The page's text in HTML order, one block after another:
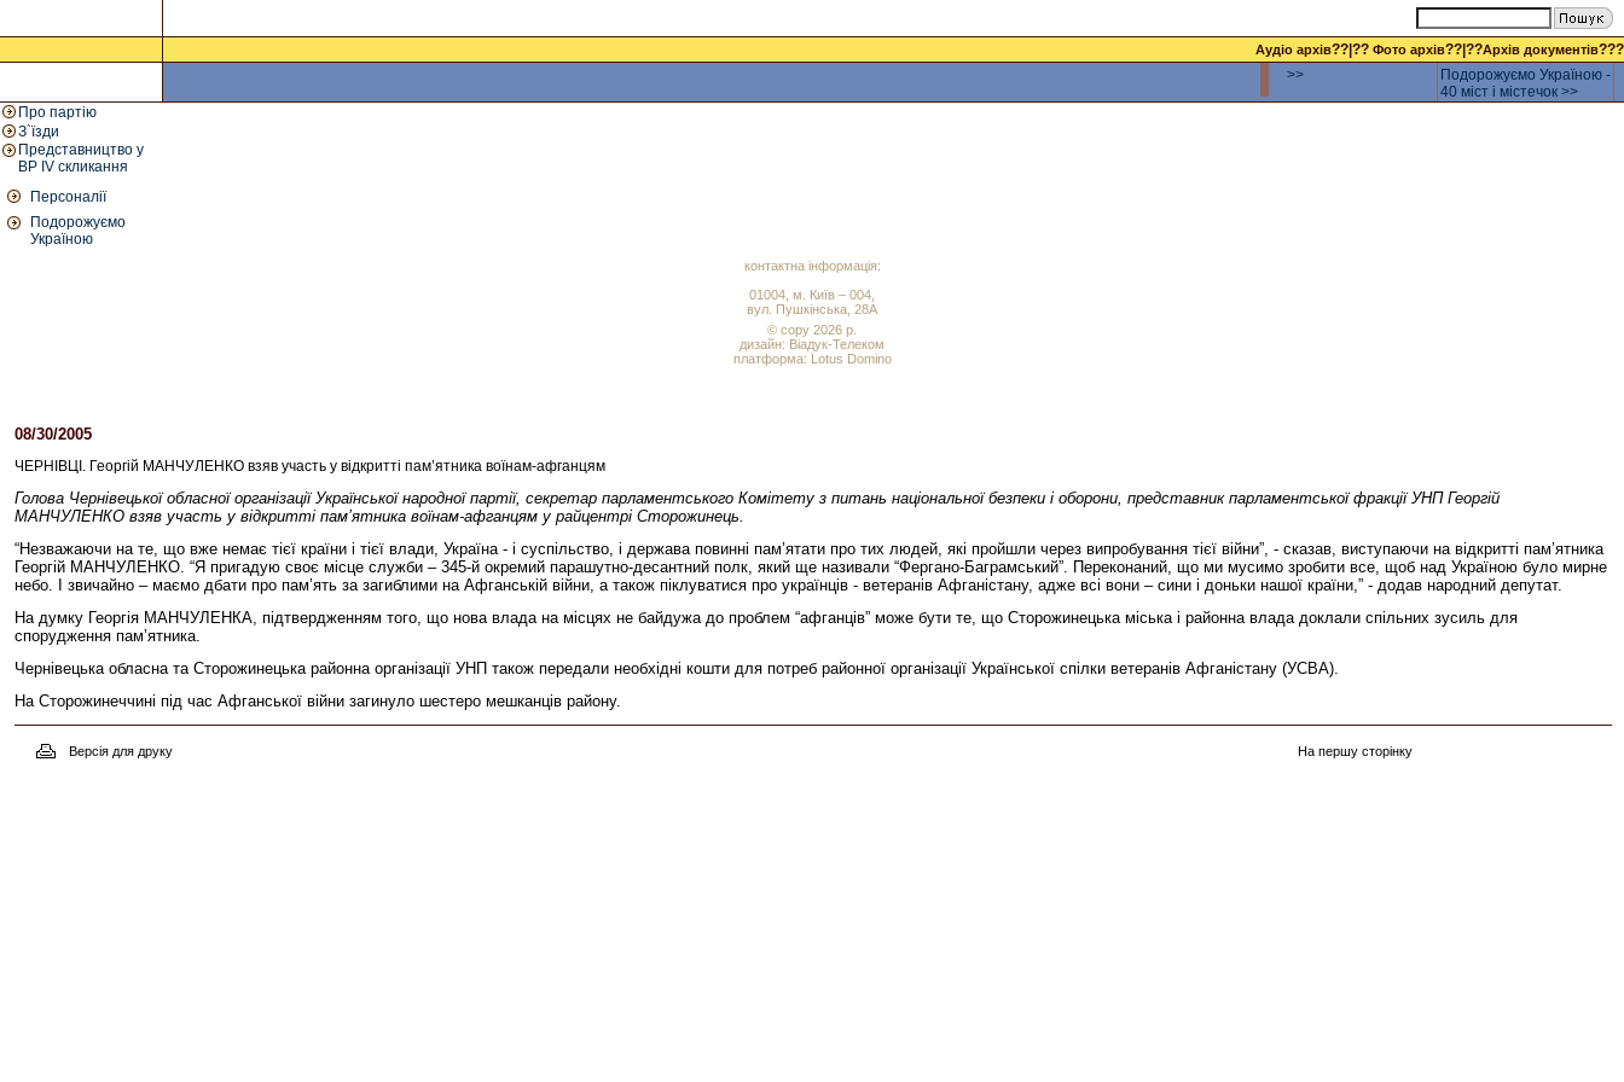
Аудіо архів??|?? Фото архів??|??Архів документів???
>>
Подорожуємо Україною -
40 міст і містечок >>
Про партію
З`їзди
Представництво у
ВР IV скликання
Персоналії
Подорожуємо
Україною
контактна інформація:
01004, м. Київ – 004,
вул. Пушкінська, 28А
© copy 2026 р.
дизайн: Віадук-Телеком
платформа: Lotus Domino
08/30/2005
ЧЕРНІВЦІ. Георгій МАНЧУЛЕНКО взяв участь у відкритті пам’ятника воїнам-афганцям
Голова Чернівецької обласної організації Української народної партії, секретар парламентського Комітету з питань національної безпеки і оборони, представник парламентської фракції УНП Георгій
МАНЧУЛЕНКО взяв участь у відкритті пам’ятника воїнам-афганцям у райцентрі Сторожинець.
“Незважаючи на те, що вже немає тієї країни і тієї влади, Україна - і суспільство, і держава повинні пам’ятати про тих людей, які пройшли через випробування тієї війни”, - сказав, виступаючи на відкритті пам’ятника
Георгій МАНЧУЛЕНКО. “Я пригадую своє місце служби – 345-й окремий парашутно-десантний полк, який ще називали “Фергано-Баграмський”. Переконаний, що ми мусимо зробити все, щоб над Україною було мирне
небо. І звичайно – маємо дбати про пам’ять за загиблими на Афганській війни, а також піклуватися про українців - ветеранів Афганістану, адже всі вони – сини і доньки нашої країни,” - додав народний депутат.
На думку Георгія МАНЧУЛЕНКА, підтвердженням того, що нова влада на місцях не байдужа до проблем “афганців” може бути те, що Сторожинецька міська і районна влада доклали спільних зусиль для
спорудження пам’ятника.
Чернівецька обласна та Сторожинецька районна організації УНП також передали необхідні кошти для потреб районної організації Української спілки ветеранів Афганістану (УСВА).
На Сторожинеччині під час Афганської війни загинуло шестеро мешканців району.
Версія для друку На першу сторінку